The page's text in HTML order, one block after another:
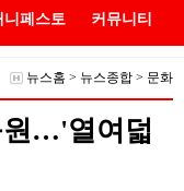
니페스토 커뮤니티
뉴스홈 > 뉴스종합 > 문화
원…'열여덟